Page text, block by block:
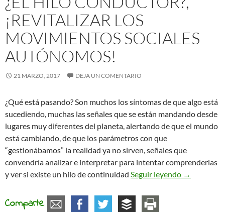
¡REVITALIZAR LOS
MOVIMIENTOS SOCIALES
AUTÓNOMOS!
21 MARZO, 2017 DEJA UN COMENTARIO
¿Qué está pasando? Son muchos los síntomas de que algo está
sucediendo, muchas las señales que se están mandando desde
lugares muy diferentes del planeta, alertando de que el mundo
está cambiando, de que los parámetros con que
“gestionábamos” la realidad ya no sirven, señales que
convendría analizar e interpretar para intentar comprenderlas
y ver si existe un hilo de continuidad Seguir leyendo ¿El hilo
→
Comparte